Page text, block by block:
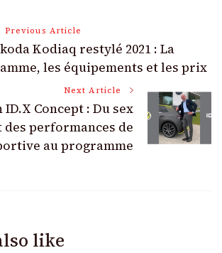
Previous Article
Kodiaq restylé 2021 : La
les équipements et les prix
Next Article
Concept : Du sex
des performances de
au programme
like